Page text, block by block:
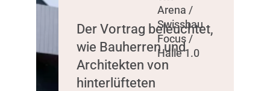
Der Vortrag beleuchtet,
wie Bauherren und
Architekten von
hinterlüfteten
Arena /
Swissbau
Focus /
Halle 1.0